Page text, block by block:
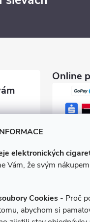
elektronických
Vám, že svým
Cookies - Proč
abychom si
600
e-ciga
Online